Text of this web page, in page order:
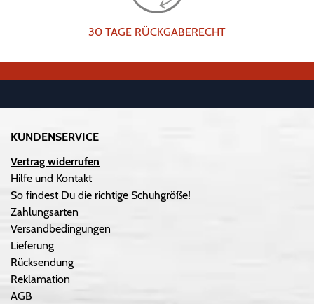
30 TAGE RÜCKGABERECHT
KUNDENSERVICE
Vertrag widerrufen
Hilfe und Kontakt
So findest Du die richtige Schuhgröße!
Zahlungsarten
Versandbedingungen
Lieferung
Rücksendung
Reklamation
AGB